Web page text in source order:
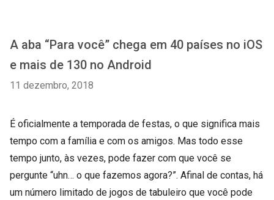
A aba “Para você” chega em 40 países no iOS
e mais de 130 no Android
11 dezembro, 2018
É oficialmente a temporada de festas, o que significa mais
tempo com a família e com os amigos. Mas todo esse
tempo junto, às vezes, pode fazer com que você se
pergunte “uhn… o que fazemos agora?”. Afinal de contas, há
um número limitado de jogos de tabuleiro que você pode